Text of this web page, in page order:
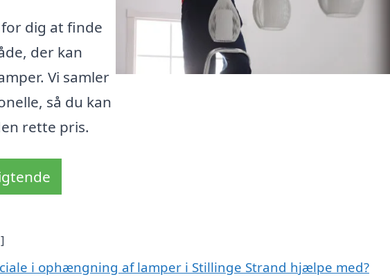
dig at finde
der kan
Vi samler
så du kan
rette pris.
i ophængning af lamper i Stillinge Strand hjælpe med?